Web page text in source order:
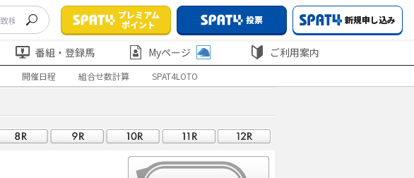
プレミアム
ポイント
投票 新規申し込み
番組・登録馬 Myページ ご利用案内
開催日程 組合せ数計算 SPAT4LOTO